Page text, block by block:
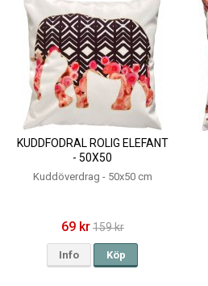
KUDDFODRAL ROLIG ELEFANT
- 50X50
Kuddöverdrag - 50x50 cm
69 kr159 kr
Info Köp